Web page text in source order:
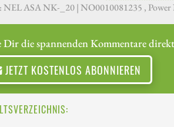
ASA NK-_20 | NO0010081235 ,
Dir die spannenden Kommentare
JETZT KOSTENLOS ABONNIEREN